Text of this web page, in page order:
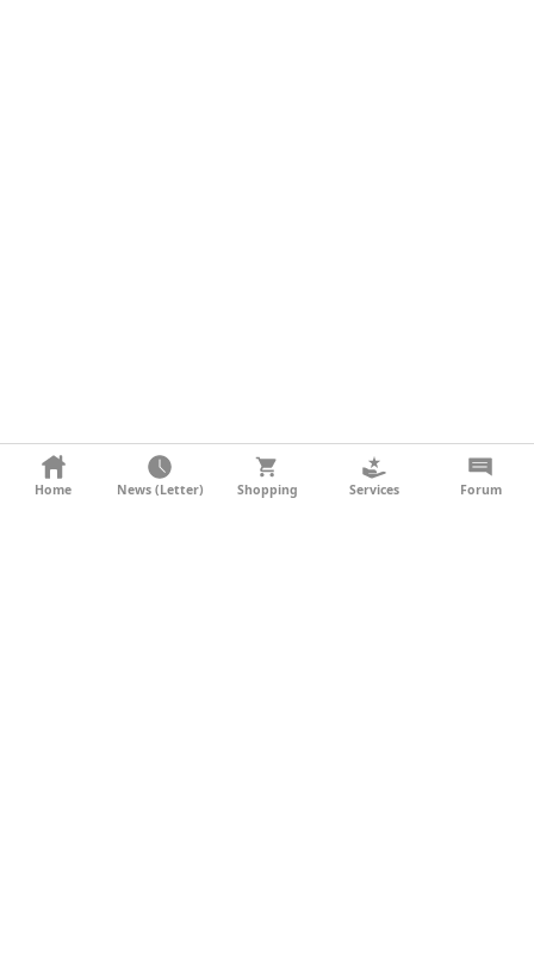
KONTAKT
Home News (Letter) Shopping Services Forum